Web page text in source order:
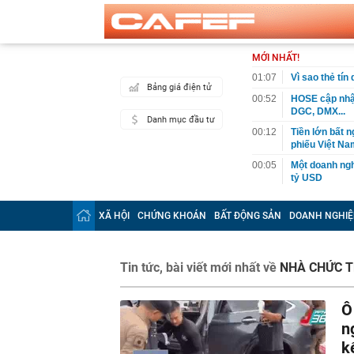
Bảng giá điện tử
Danh mục đầu tư
MỚI NHẤT!
01:07
Vì sao thẻ tín
00:52
HOSE cập
DGC, DMX...
00:12
Tiền lớn bất
phiếu Việt
00:05
Một doanh
tỷ USD
00:04
Một yếu tố
23:40
Người đàn
sau bác sĩ
còn 400 tỷ
23:28
Trấn Thành
chắn là siêu
23:14
Bí mật được
22:56
Vì sao ngày
XÃ HỘI CHỨNG KHOÁN BẤT ĐỘNG SẢN DOANH
Tin tức, bài viết mới nhất về NHÀ CHỨC